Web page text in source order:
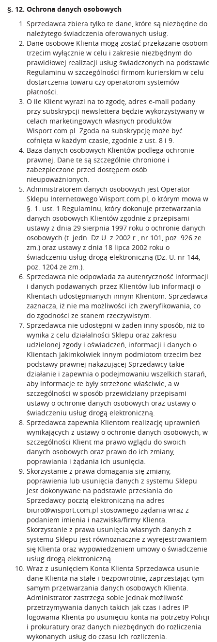
§. 12. Ochrona danych osobowych
Sprzedawca zbiera tylko te dane, które są niezbędne do
należytego świadczenia oferowanych usług.
Dane osobowe Klienta mogą zostać przekazane osobom
trzecim wyłącznie w celu i zakresie niezbędnym do
prawidłowej realizacji usług świadczonych na podstawie
Regulaminu w szczególności firmom kurierskim w celu
dostarczenia towaru czy operatorom systemów
płatności.
O ile Klient wyrazi na to zgodę, adres e-mail podany
przy subskrypcji newslettera będzie wykorzystywany w
celach marketingowych własnych produktów
Wisport.com.pl. Zgoda na subskrypcję może być
cofnięta w każdym czasie, zgodnie z ust. 8 i 9.
Baza danych osobowych Klientów podlega ochronie
prawnej. Dane te są szczególnie chronione i
zabezpieczone przed dostępem osób
nieupoważnionych.
Administratorem danych osobowych jest Operator
Sklepu Internetowego Wisport.com.pl, o którym mowa w
§. 1. ust. 1 Regulaminu, który dokonuje przetwarzania
danych osobowych Klientów zgodnie z przepisami
ustawy z dnia 29 sierpnia 1997 roku o ochronie danych
osobowych (t. jedn. Dz.U. z 2002 r., nr 101, poz. 926 ze
zm.) oraz ustawy z dnia 18 lipca 2002 roku o
świadczeniu usług drogą elektroniczną (Dz. U. nr 144,
poz. 1204 ze zm.).
Sprzedawca nie odpowiada za autentyczność informacji
i danych podawanych przez Klientów lub informacji o
Klientach udostępnianych innym Klientom. Sprzedawca
zaznacza, iż nie ma możliwości ich zweryfikowania, co
do zgodności ze stanem rzeczywistym.
Sprzedawca nie udostępni w żaden inny sposób, niż to
wynika z celu działalności Sklepu oraz zakresu
udzielonej zgody i oświadczeń, informacji i danych o
Klientach jakimkolwiek innym podmiotom trzecim bez
podstawy prawnej nakazującej Sprzedawcy takie
działanie i zapewnia o podejmowaniu wszelkich starań,
aby informacje te były strzeżone właściwie, a w
szczególności w sposób przewidziany przepisami
ustawy o ochronie danych osobowych oraz ustawy o
świadczeniu usług drogą elektroniczną.
Sprzedawca zapewnia Klientom realizację uprawnień
wynikających z ustawy o ochronie danych osobowych, w
szczególności Klient ma prawo wglądu do swoich
danych osobowych oraz prawo do ich zmiany,
poprawiania i żądania ich usunięcia.
Skorzystanie z prawa domagania się zmiany,
poprawienia lub usunięcia danych z systemu Sklepu
jest dokonywane na podstawie przesłania do
Sprzedawcy pocztą elektroniczną na adres
biuro@wisport.com.pl stosownego żądania wraz z
podaniem imienia i nazwiska/firmy Klienta.
Skorzystanie z prawa usunięcia własnych danych z
systemu Sklepu jest równoznaczne z wyrejestrowaniem
się Klienta oraz wypowiedzeniem umowy o świadczenie
usług drogą elektroniczną.
Wraz z usunięciem Konta Klienta Sprzedawca usunie
dane Klienta na stałe i bezpowrotnie, zaprzestając tym
samym przetwarzania danych osobowych Klienta.
Administrator zastrzega sobie jednak możliwość
przetrzymywania danych takich jak czas i adres IP
logowania Klienta po usunięciu konta na potrzeby Policji
i prokuratury oraz danych niezbędnych do rozliczenia
wykonanych usług do czasu ich rozliczenia.